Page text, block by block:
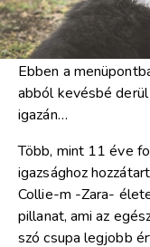
Ebben a
abból kevésbé
igazán…
Több, mint 11 éve
igazsághoz
Collie-m -Zara-
pillanat, ami az
szó csupa legjobb